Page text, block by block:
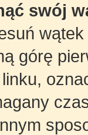
swój
górę